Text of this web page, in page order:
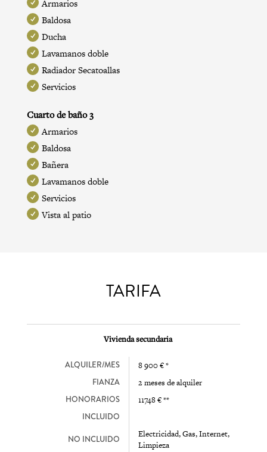
Armarios
Baldosa
Ducha
Lavamanos doble
Radiador Secatoallas
Servicios
Cuarto de baño 3
Armarios
Baldosa
Bañera
Lavamanos doble
Servicios
Vista al patio
TARIFA
Vivienda secundaria
ALQUILER/MES 8 900 € *
FIANZA 2 meses de alquiler
HONORARIOS 11748 € **
INCLUIDO
NO INCLUIDO
Electricidad, Gas, Internet,
Limpieza